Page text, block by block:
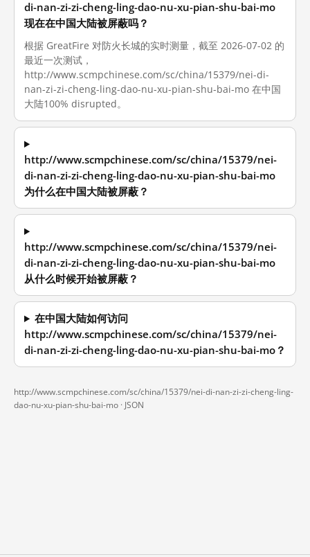
di-nan-zi-zi-cheng-ling-dao-nu-xu-pian-shu-bai-mo
现在在中国大陆被屏蔽吗？
根据 GreatFire 对防火长城的实时测量，截至 2026-07-02 的
最近一次测试，
http://www.scmpchinese.com/sc/china/15379/nei-di-
nan-zi-zi-cheng-ling-dao-nu-xu-pian-shu-bai-mo 在中国
大陆100% disrupted。
http://www.scmpchinese.com/sc/china/15379/nei-
di-nan-zi-zi-cheng-ling-dao-nu-xu-pian-shu-bai-mo
为什么在中国大陆被屏蔽？
http://www.scmpchinese.com/sc/china/15379/nei-
di-nan-zi-zi-cheng-ling-dao-nu-xu-pian-shu-bai-mo
从什么时候开始被屏蔽？
在中国大陆如何访问
http://www.scmpchinese.com/sc/china/15379/nei-
di-nan-zi-zi-cheng-ling-dao-nu-xu-pian-shu-bai-mo？
http://www.scmpchinese.com/sc/china/15379/nei-di-nan-zi-zi-cheng-ling-
dao-nu-xu-pian-shu-bai-mo · JSON